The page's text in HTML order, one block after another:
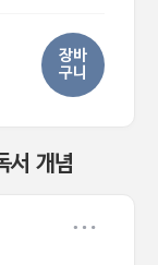
장바
구니
서 개념